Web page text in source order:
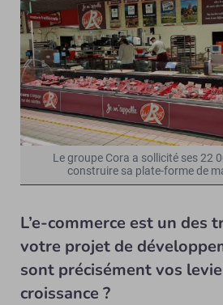
Le groupe Cora a sollicité ses 22
construire sa plate-forme de
L’e-commerce est un des
votre projet de
sont précisément vos
croissance ?